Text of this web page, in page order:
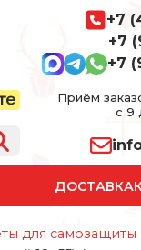
+7
+7
+7
Приём
с 9
ДОСТАВКА
для самозащиты